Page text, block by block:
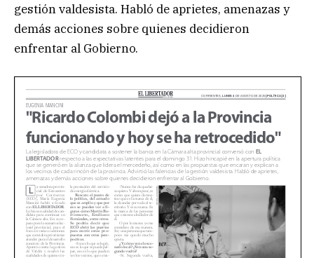
gestión valdesista. Habló de aprietes, amenazas y
demás acciones sobre quienes decidieron
enfrentar al Gobierno.